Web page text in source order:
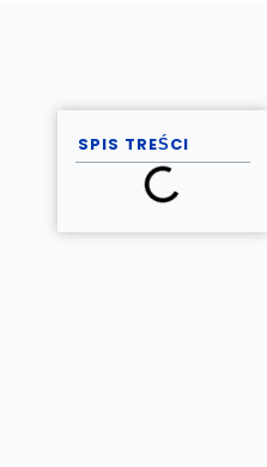
SPIS TREŚCI